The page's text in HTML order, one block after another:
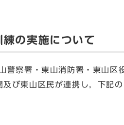
の実施について
警察署・東山消防署・東山区
び東山区民が連携し，下記